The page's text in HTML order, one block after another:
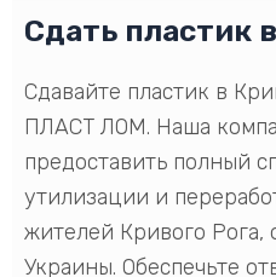
Сдать пластик
Сдавайте пластик в
ПЛАСТ ЛОМ. Наша
предоставить полный
утилизации и
жителей Кривого Рога,
Украины. Обеспечьте